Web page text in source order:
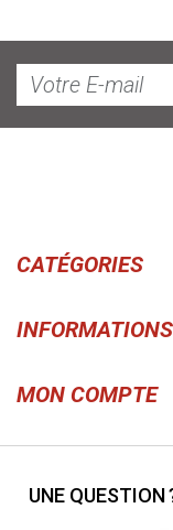
CATÉGORIES
INFORMATIONS
MON COMPTE
UNE QUESTION